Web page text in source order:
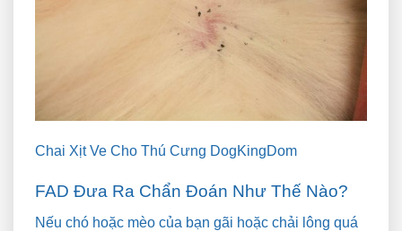
Chai Xịt Ve Cho Thú Cưng DogKingDom
FAD Đưa Ra Chẩn Đoán Như Thế Nào?
Nếu chó hoặc mèo của bạn gãi hoặc chải lông quá